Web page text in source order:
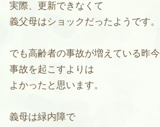
実際、更新できなくて
義父母はショックだったようです。
でも高齢者の事故が増えている昨今
事故を起こすよりは
よかったと思います。
義母は緑内障で